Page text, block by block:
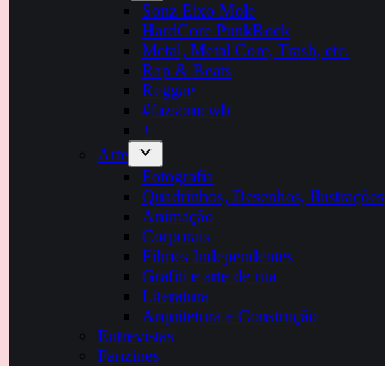
Sonz Eixo Mole
HardCore PunkRock
Metal, Metal Core, Trash, etc.
Rap & Beats
Reggae
#fazsomcwb
+
Arte
Fotografia
Quadrinhos, Desenhos, Ilustrações
Animação
Corporais
Filmes Independentes
Grafiti e arte de rua
Literatura
Arquitetura e Construção
Entrevistas
Fanzines